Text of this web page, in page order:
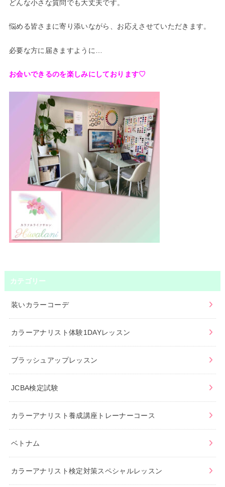
どんな小さな質問でも大丈夫です。
悩める皆さまに寄り添いながら、お応えさせていただきます。
必要な方に届きますように…
お会いできるのを楽しみにしております♡
カテゴリー
装いカラーコーデ
カラーアナリスト体験1DAYレッスン
ブラッシュアップレッスン
JCBA検定試験
カラーアナリスト養成講座トレーナーコース
ベトナム
カラーアナリスト検定対策スペシャルレッスン